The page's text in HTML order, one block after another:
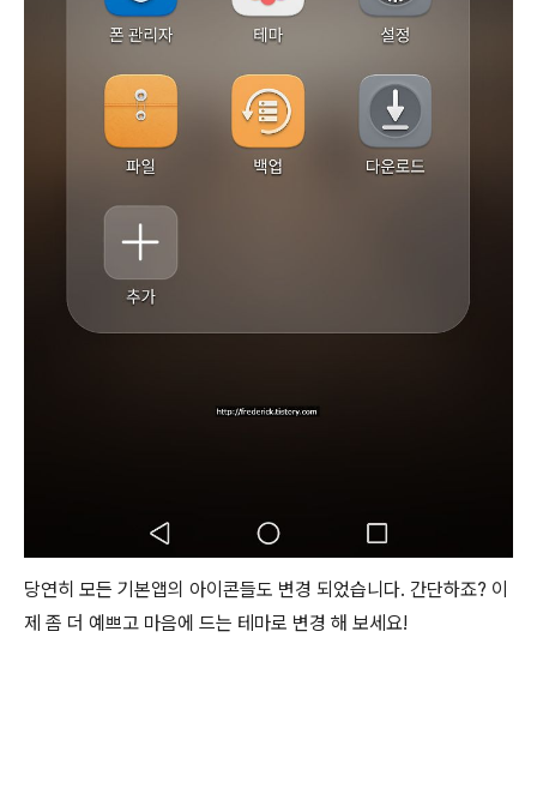
당연히 모든 기본앱의 아이콘들도 변경 되었습니다. 간단하죠? 이
제 좀 더 예쁘고 마음에 드는 테마로 변경 해 보세요!